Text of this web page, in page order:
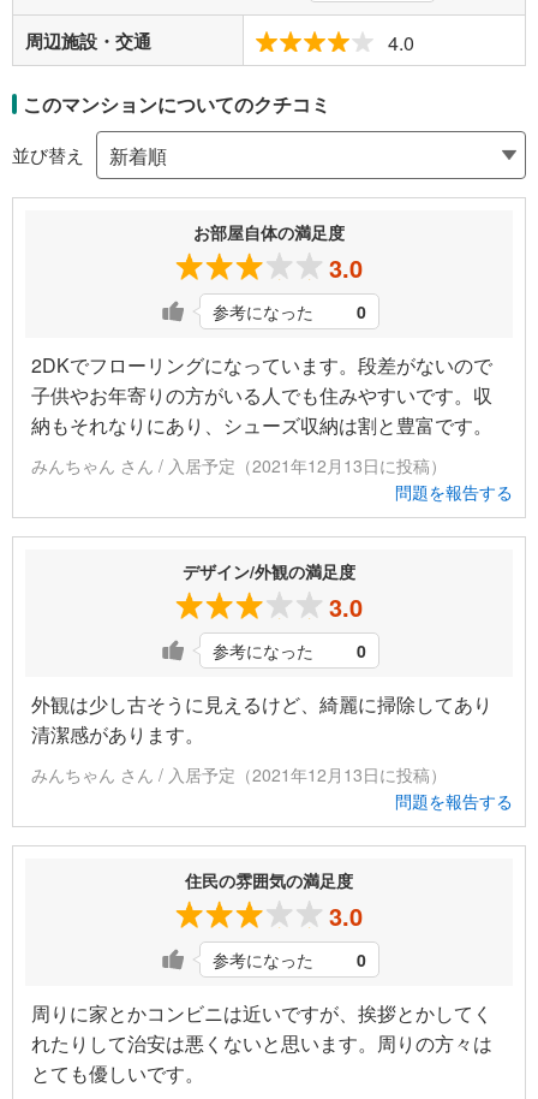
周辺施設・交通 4.0
このマンションについてのクチコミ
並び替え
お部屋自体の満足度
3.0
参考になった 0
2DKでフローリングになっています。段差がないので
子供やお年寄りの方がいる人でも住みやすいです。収
納もそれなりにあり、シューズ収納は割と豊富です。
みんちゃん さん / 入居予定（2021年12月13日に投稿）
問題を報告する
デザイン/外観の満足度
3.0
参考になった 0
外観は少し古そうに見えるけど、綺麗に掃除してあり
清潔感があります。
みんちゃん さん / 入居予定（2021年12月13日に投稿）
問題を報告する
住民の雰囲気の満足度
3.0
参考になった 0
周りに家とかコンビニは近いですが、挨拶とかしてく
れたりして治安は悪くないと思います。周りの方々は
とても優しいです。